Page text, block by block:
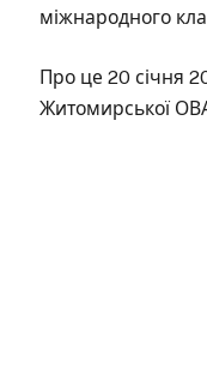
міжнародного
Про це 20 січня
Житомирської